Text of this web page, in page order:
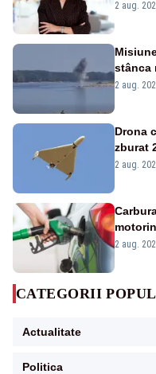
2 aug.
stânca
2 aug.
Drona
zburat
2 aug.
2 aug.
CATEGORII
Actualitate
Politica